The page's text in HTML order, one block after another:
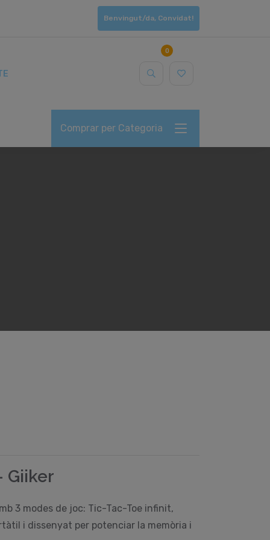
Benvingut/da, Convidat!
0
Comprar per Categoria
Giiker
3 modes de joc: Tic-Tac-Toe infinit,
i dissenyat per potenciar la memòria i